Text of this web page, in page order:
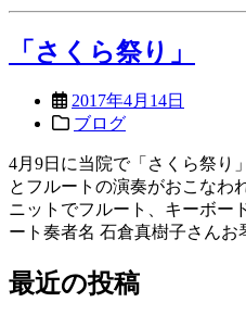
「さくら祭り」
2017年4月14日
ブログ
4月9日に当院で「さくら祭り
とフルートの演奏がおこなわ
ニットでフルート、キーボー
ート奏者名 石倉真樹子さん
最近の投稿